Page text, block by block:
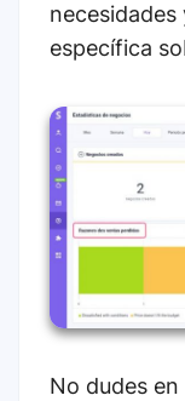
específica
No dudes